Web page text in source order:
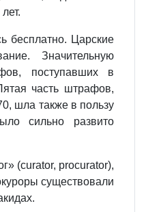
бесплатно. Царские
Значительную
поступавших в
часть штрафов,
шла также в пользу
сильно развито
(curator, procurator),
существовали